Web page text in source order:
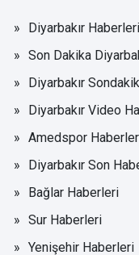
Diyarbakır Haberleri
Son Dakika
Diyarbakır
Diyarbakır Video
Amedspor
Diyarbakır Son
Bağlar Haberleri
Sur Haberleri
Yenişehir Haberleri